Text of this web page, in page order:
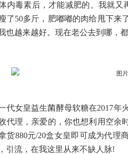
内毒素后，才能减肥的。我就又
了50多斤，肥嘟嘟的肉给甩下来
也越来越好。现在老公去到哪，
女皇益生菌酵母软糖在2017年
代理，亲爱的，你也想利用空余
货880元/20盒女皇即可成为代理
引流，在我这里从来不缺人脉!